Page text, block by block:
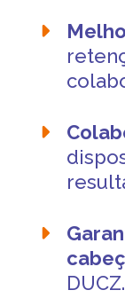
DUCZ.